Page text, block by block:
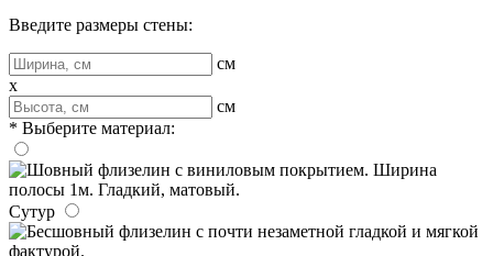
Введите размеры стены:
см
x
см
* Выберите материал:
Сутур